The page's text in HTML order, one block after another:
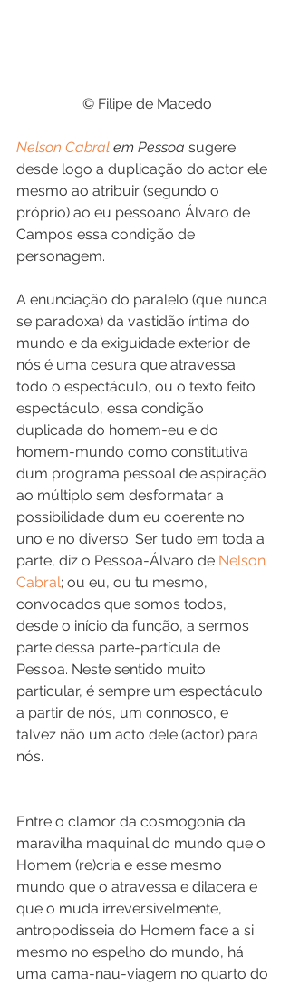
© Filipe de Macedo
Nelson Cabral em Pessoa sugere
desde logo a duplicação do actor ele
mesmo ao atribuir (segundo o
próprio) ao eu pessoano Álvaro de
Campos essa condição de
personagem.
A enunciação do paralelo (que nunca
se paradoxa) da vastidão íntima do
mundo e da exiguidade exterior de
nós é uma cesura que atravessa
todo o espectáculo, ou o texto feito
espectáculo, essa condição
duplicada do homem-eu e do
homem-mundo como constitutiva
dum programa pessoal de aspiração
ao múltiplo sem desformatar a
possibilidade dum eu coerente no
uno e no diverso. Ser tudo em toda a
parte, diz o Pessoa-Álvaro de Nelson
Cabral; ou eu, ou tu mesmo,
convocados que somos todos,
desde o início da função, a sermos
parte dessa parte-partícula de
Pessoa. Neste sentido muito
particular, é sempre um espectáculo
a partir de nós, um connosco, e
talvez não um acto dele (actor) para
nós.
Entre o clamor da cosmogonia da
maravilha maquinal do mundo que o
Homem (re)cria e esse mesmo
mundo que o atravessa e dilacera e
que o muda irreversivelmente,
antropodisseia do Homem face a si
mesmo no espelho do mundo, há
uma cama-nau-viagem no quarto do